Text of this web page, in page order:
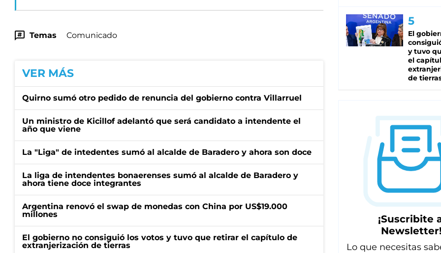
Temas Comunicado
VER MÁS
Quirno sumó otro pedido de renuncia del gobierno contra Villarruel
Un ministro de Kicillof adelantó que será candidato a intendente el
año que viene
La "Liga" de intedentes sumó al alcalde de Baradero y ahora son doce
La liga de intendentes bonaerenses sumó al alcalde de Baradero y
ahora tiene doce integrantes
Argentina renovó el swap de monedas con China por US$19.000
millones
El gobierno no consiguió los votos y tuvo que retirar el capítulo de
extranjerización de tierras
El
y tuvo
el
de
¡Suscribite
Newsletter!
Lo que necesitas